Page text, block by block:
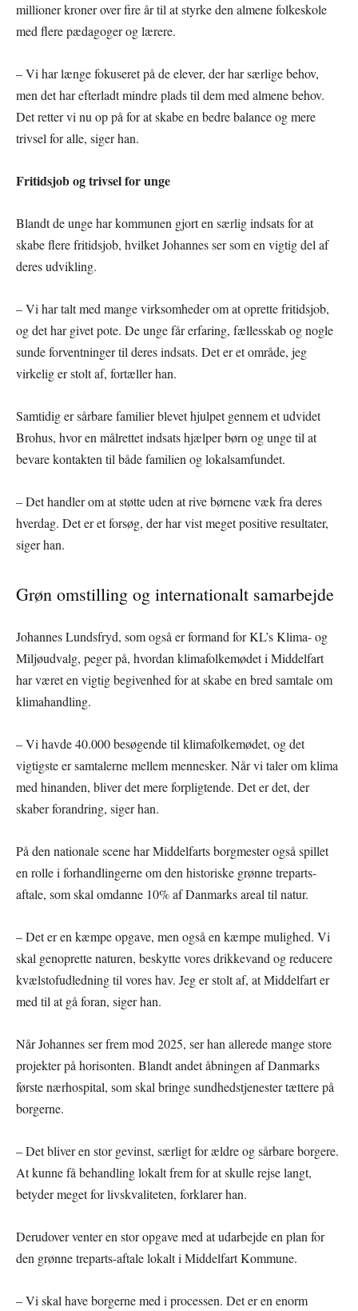
millioner kroner over fire år til at styrke den almene folkeskole
med flere pædagoger og lærere.
– Vi har længe fokuseret på de elever, der har særlige behov,
men det har efterladt mindre plads til dem med almene behov.
Det retter vi nu op på for at skabe en bedre balance og mere
trivsel for alle, siger han.
Fritidsjob og trivsel for unge
Blandt de unge har kommunen gjort en særlig indsats for at
skabe flere fritidsjob, hvilket Johannes ser som en vigtig del af
deres udvikling.
– Vi har talt med mange virksomheder om at oprette fritidsjob,
og det har givet pote. De unge får erfaring, fællesskab og nogle
sunde forventninger til deres indsats. Det er et område, jeg
virkelig er stolt af, fortæller han.
Samtidig er sårbare familier blevet hjulpet gennem et udvidet
Brohus, hvor en målrettet indsats hjælper børn og unge til at
bevare kontakten til både familien og lokalsamfundet.
– Det handler om at støtte uden at rive børnene væk fra deres
hverdag. Det er et forsøg, der har vist meget positive resultater,
siger han.
Grøn omstilling og internationalt samarbejde
Johannes Lundsfryd, som også er formand for KL’s Klima- og
Miljøudvalg, peger på, hvordan klimafolkemødet i Middelfart
har været en vigtig begivenhed for at skabe en bred samtale om
klimahandling.
– Vi havde 40.000 besøgende til klimafolkemødet, og det
vigtigste er samtalerne mellem mennesker. Når vi taler om klima
med hinanden, bliver det mere forpligtende. Det er det, der
skaber forandring, siger han.
På den nationale scene har Middelfarts borgmester også spillet
en rolle i forhandlingerne om den historiske grønne treparts-
aftale, som skal omdanne 10% af Danmarks areal til natur.
– Det er en kæmpe opgave, men også en kæmpe mulighed. Vi
skal genoprette naturen, beskytte vores drikkevand og reducere
kvælstofudledning til vores hav. Jeg er stolt af, at Middelfart er
med til at gå foran, siger han.
Når Johannes ser frem mod 2025, ser han allerede mange store
projekter på horisonten. Blandt andet åbningen af Danmarks
første nærhospital, som skal bringe sundhedstjenester tættere på
borgerne.
– Det bliver en stor gevinst, særligt for ældre og sårbare borgere.
At kunne få behandling lokalt frem for at skulle rejse langt,
betyder meget for livskvaliteten, forklarer han.
Derudover venter en stor opgave med at udarbejde en plan for
den grønne treparts-aftale lokalt i Middelfart Kommune.
– Vi skal have borgerne med i processen. Det er en enorm